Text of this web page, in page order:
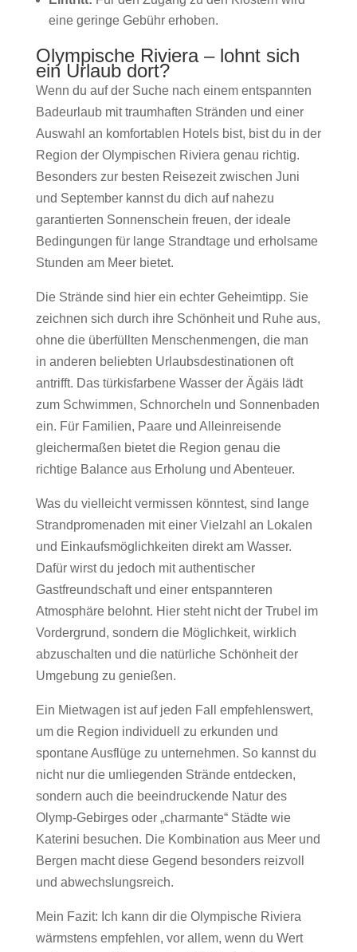
eine geringe Gebühr erhoben.
Olympische Riviera – lohnt sich
ein Urlaub dort?
Wenn du auf der Suche nach einem entspannten
Badeurlaub mit traumhaften Stränden und einer
Auswahl an komfortablen Hotels bist, bist du in der
Region der Olympischen Riviera genau richtig.
Besonders zur besten Reisezeit zwischen Juni
und September kannst du dich auf nahezu
garantierten Sonnenschein freuen, der ideale
Bedingungen für lange Strandtage und erholsame
Stunden am Meer bietet.
Die Strände sind hier ein echter Geheimtipp. Sie
zeichnen sich durch ihre Schönheit und Ruhe aus,
ohne die überfüllten Menschenmengen, die man
in anderen beliebten Urlaubsdestinationen oft
antrifft. Das türkisfarbene Wasser der Ägäis lädt
zum Schwimmen, Schnorcheln und Sonnenbaden
ein. Für Familien, Paare und Alleinreisende
gleichermaßen bietet die Region genau die
richtige Balance aus Erholung und Abenteuer.
Was du vielleicht vermissen könntest, sind lange
Strandpromenaden mit einer Vielzahl an Lokalen
und Einkaufsmöglichkeiten direkt am Wasser.
Dafür wirst du jedoch mit authentischer
Gastfreundschaft und einer entspannteren
Atmosphäre belohnt. Hier steht nicht der Trubel im
Vordergrund, sondern die Möglichkeit, wirklich
abzuschalten und die natürliche Schönheit der
Umgebung zu genießen.
Ein Mietwagen ist auf jeden Fall empfehlenswert,
um die Region individuell zu erkunden und
spontane Ausflüge zu unternehmen. So kannst du
nicht nur die umliegenden Strände entdecken,
sondern auch die beeindruckende Natur des
Olymp-Gebirges oder „charmante“ Städte wie
Katerini besuchen. Die Kombination aus Meer und
Bergen macht diese Gegend besonders reizvoll
und abwechslungsreich.
Mein Fazit: Ich kann dir die Olympische Riviera
wärmstens empfehlen, vor allem, wenn du Wert